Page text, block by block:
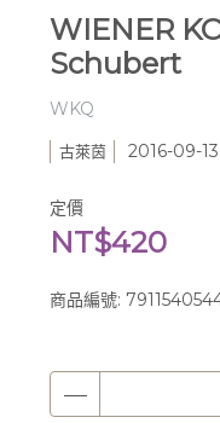
WIENER
Schubert
WKQ
古萊茵 2016-09-13
定價
NT$420
商品編號: